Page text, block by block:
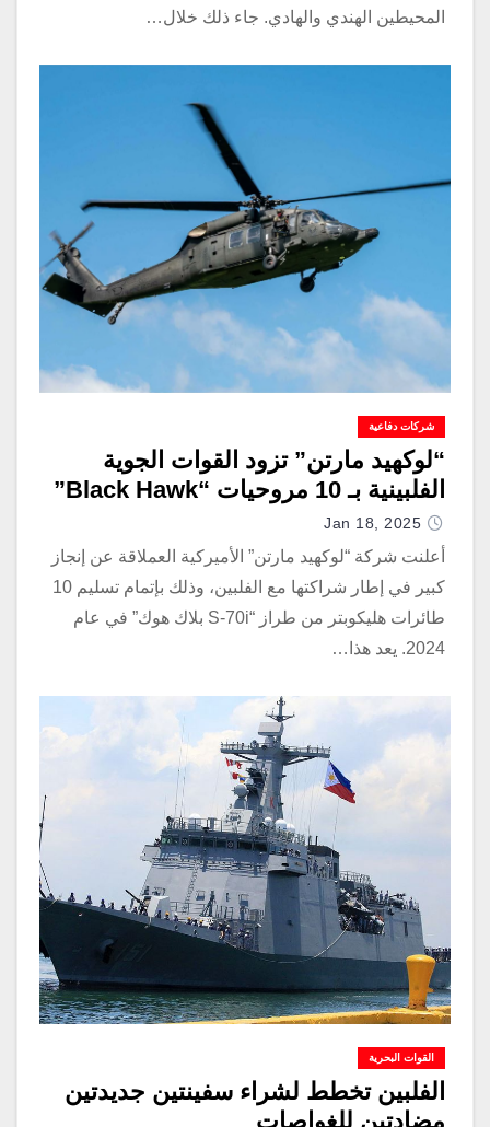
المحيطين الهندي والهادي. جاء ذلك خلال…
شركات دفاعية
“لوكهيد مارتن” تزود القوات الجوية
الفلبينية بـ 10 مروحيات “Black Hawk”
Jan 18, 2025
أعلنت شركة “لوكهيد مارتن” الأميركية العملاقة عن إنجاز
كبير في إطار شراكتها مع الفلبين، وذلك بإتمام تسليم 10
طائرات هليكوبتر من طراز “S-70i بلاك هوك” في عام
2024. يعد هذا…
القوات البحرية
الفلبين تخطط لشراء سفينتين جديدتين
مضادتين للغواصات